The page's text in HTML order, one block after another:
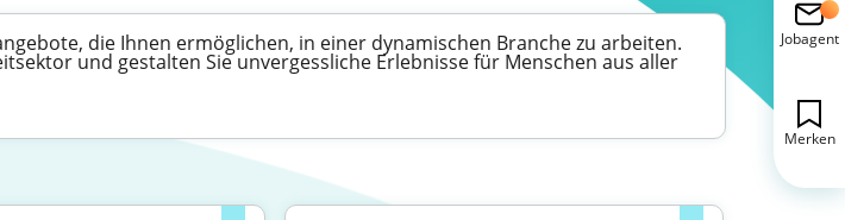
die Ihnen ermöglichen, in einer dynamischen Branche zu arbeiten.
und gestalten Sie unvergessliche Erlebnisse für Menschen aus aller
Jobagent
Merken